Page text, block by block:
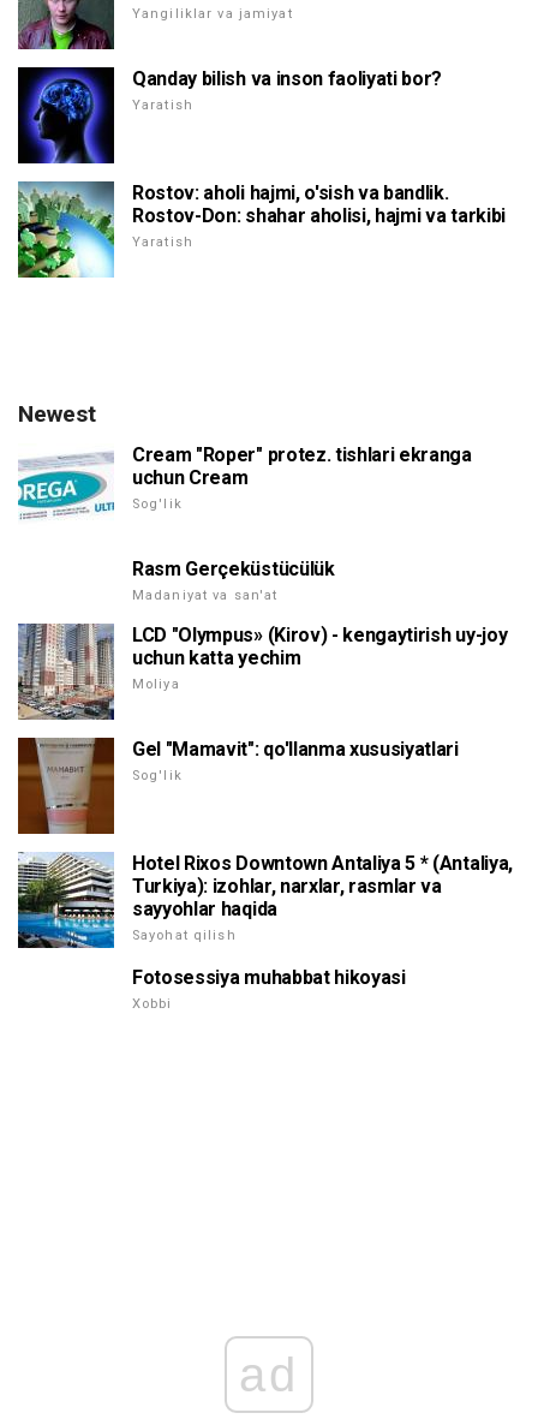
Yangiliklar va jamiyat
Qanday bilish va inson faoliyati bor?
Yaratish
Rostov: aholi hajmi, o'sish va bandlik.
Rostov-Don: shahar aholisi, hajmi va tarkibi
Yaratish
Newest
Cream "Roper" protez. tishlari ekranga
uchun Cream
Sog'lik
Rasm Gerçeküstücülük
Madaniyat va san'at
LCD "Olympus» (Kirov) - kengaytirish uy-joy
uchun katta yechim
Moliya
Gel "Mamavit": qo'llanma xususiyatlari
Sog'lik
Hotel Rixos Downtown Antaliya 5 * (Antaliya,
Turkiya): izohlar, narxlar, rasmlar va
sayyohlar haqida
Sayohat qilish
Fotosessiya muhabbat hikoyasi
Xobbi
ad